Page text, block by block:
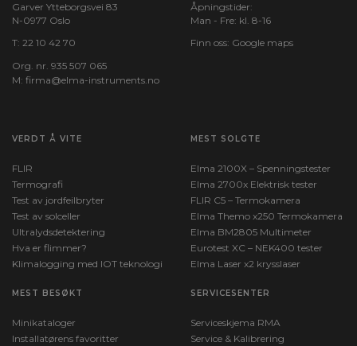
Garver Ytteborgsvei 83
N-0977 Oslo
T: 22 10 42 70
Org. nr. 935 507 065
M: firma@elma-instruments.no​
Åpningstider:
Man - Fre: kl. 8-16
Finn oss: Google maps
VERDT Å VITE
FLIR
Termografi
Test av jordfeilbryter
Test av solceller
Ultralydsdetektering
Hva er flimmer?
Klimalogging med IOT teknologi
MEST SOLGTE
Elma 2100X – Spenningstester
Elma 2700x Elektrisk tester
FLIR C5 – Termokamera
Elma Themo x250 Termokamera
Elma BM2805 Multimeter
Eurotest XC – NEK400 tester
Elma Laser x2 krysslaser
MEST BESØKT
Minikataloger
Installatørens favoritter
SERVICESENTER
Serviceskjema RMA
Service & Kalibrering